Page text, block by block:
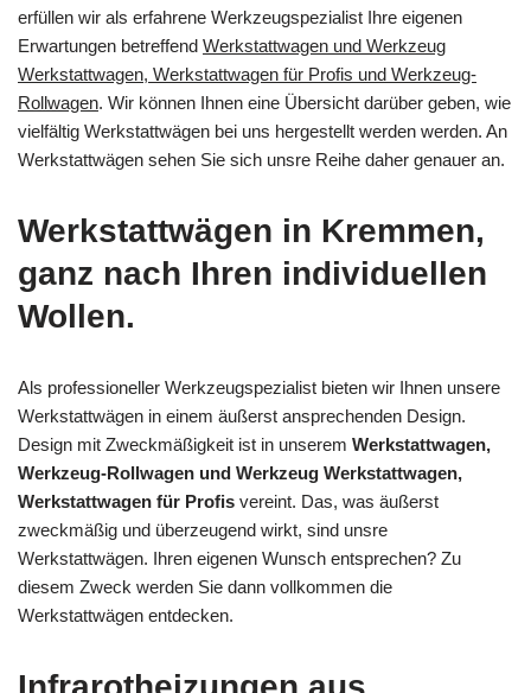
erfüllen wir als erfahrene Werkzeugspezialist Ihre eigenen
Erwartungen betreffend Werkstattwagen und Werkzeug
Werkstattwagen, Werkstattwagen für Profis und Werkzeug-
Rollwagen. Wir können Ihnen eine Übersicht darüber geben, wie
vielfältig Werkstattwägen bei uns hergestellt werden werden. An
Werkstattwägen sehen Sie sich unsre Reihe daher genauer an.
Werkstattwägen in Kremmen,
ganz nach Ihren individuellen
Wollen.
Als professioneller Werkzeugspezialist bieten wir Ihnen unsere
Werkstattwägen in einem äußerst ansprechenden Design.
Design mit Zweckmäßigkeit ist in unserem Werkstattwagen,
Werkzeug-Rollwagen und Werkzeug Werkstattwagen,
Werkstattwagen für Profis vereint. Das, was äußerst
zweckmäßig und überzeugend wirkt, sind unsre
Werkstattwägen. Ihren eigenen Wunsch entsprechen? Zu
diesem Zweck werden Sie dann vollkommen die
Werkstattwägen entdecken.